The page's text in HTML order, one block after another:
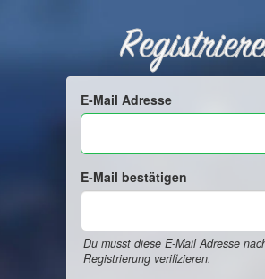
E-Mail Adresse
E-Mail bestätigen
Du musst diese E-Mail Adresse
Registrierung verifizieren.